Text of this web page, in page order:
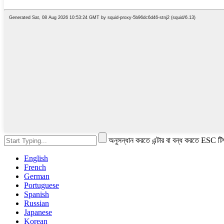
অনুসন্ধান করতে এন্টার বা বন্ধ করতে ESC
English
French
German
Portuguese
Spanish
Russian
Japanese
Korean